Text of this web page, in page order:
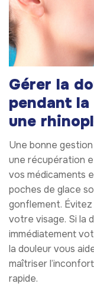
Gérer la
pendant
une
Une bonne
une récupération
vos médicaments
poches de glace
gonflement.
votre visage. Si la
immédiatement
la douleur vous
maîtriser
rapide.